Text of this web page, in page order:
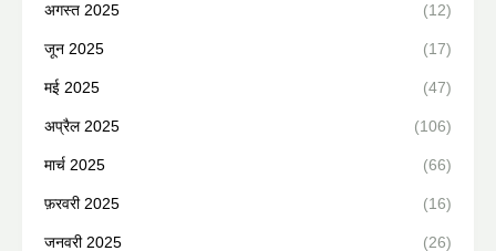
अगस्त 2025 (12)
जून 2025 (17)
मई 2025 (47)
अप्रैल 2025 (106)
मार्च 2025 (66)
फ़रवरी 2025 (16)
जनवरी 2025 (26)